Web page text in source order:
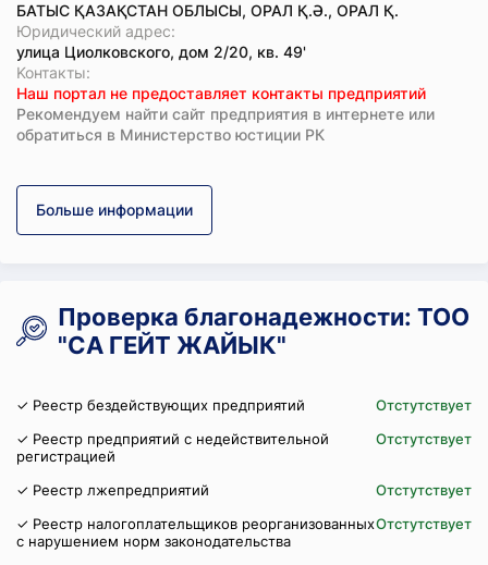
БАТЫС ҚАЗАҚСТАН ОБЛЫСЫ, ОРАЛ Қ.Ә., ОРАЛ Қ.
Юридический адрес:
улица Циолковского, дом 2/20, кв. 49'
Koнтaкты:
Наш портал не предоставляет контакты предприятий
Рекомендуем найти сайт предприятия в интернете или
обратиться в Министерство юстиции РК
Больше информации
Проверка благонадежности: ТОО
"СА ГЕЙТ ЖАЙЫК"
✓ Реестр бездействующих предприятий
Отстутствует
✓ Реестр предприятий с недействительной
регистрацией
Отстутствует
✓ Реестр лжепредприятий
Отстутствует
✓ Реестр налогоплательщиков реорганизованных
с нарушением норм законодательства
Отстутствует